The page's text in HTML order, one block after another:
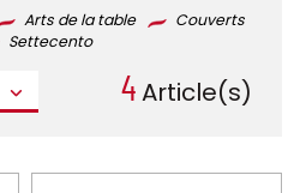
Arts de la table
Couverts
Settecento
4Article(s)